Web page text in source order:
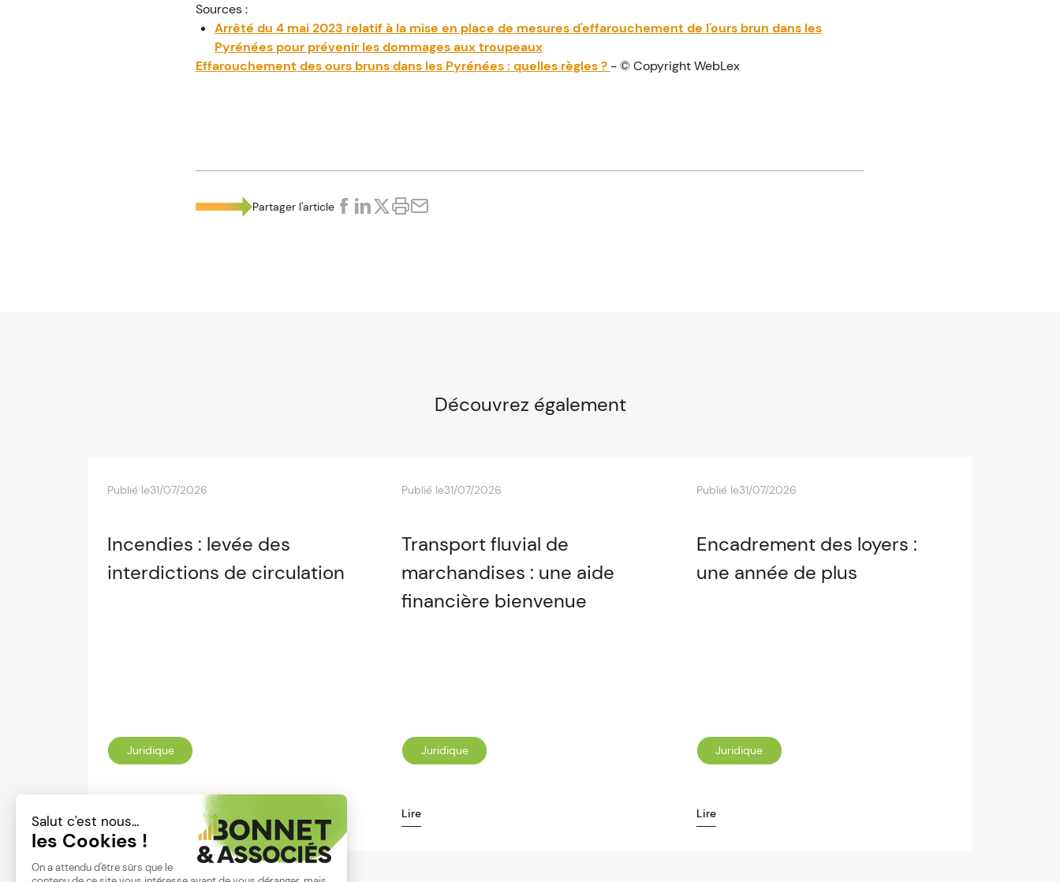
Sources :
Arrêté du 4 mai 2023 relatif à la mise en place de mesures d'effarouchement de l'ours brun dans les
Pyrénées pour prévenir les dommages aux troupeaux
Effarouchement des ours bruns dans les Pyrénées : quelles règles ? - © Copyright WebLex
Partager l'article
Découvrez également
Publié le31/07/2026
Incendies : levée des
interdictions de circulation
Juridique
Publié le31/07/2026
Transport fluvial de
marchandises : une aide
financière bienvenue
Juridique
Lire
Publié le31/07/2026
Encadrement des loyers :
une année de plus
Juridique
Lire